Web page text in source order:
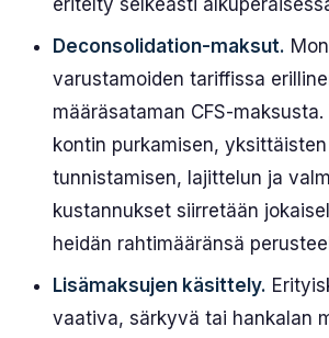
Deconsolidation-maksut.
varustamoiden tariffissa
määräsataman CFS-
kontin purkamisen,
tunnistamisen, lajittelun ja
kustannukset siirretään
heidän rahtimääränsä
Lisämaksujen käsittely.
vaativa, särkyvä tai hankalan